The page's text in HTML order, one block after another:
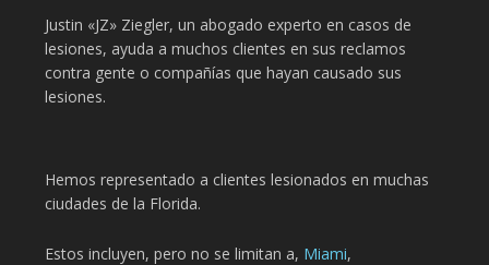
Justin «JZ» Ziegler, un abogado experto en casos de
lesiones, ayuda a muchos clientes en sus reclamos
contra gente o compañías que hayan causado sus
lesiones.
Hemos representado a clientes lesionados en muchas
ciudades de la Florida.
Estos incluyen, pero no se limitan a, Miami,